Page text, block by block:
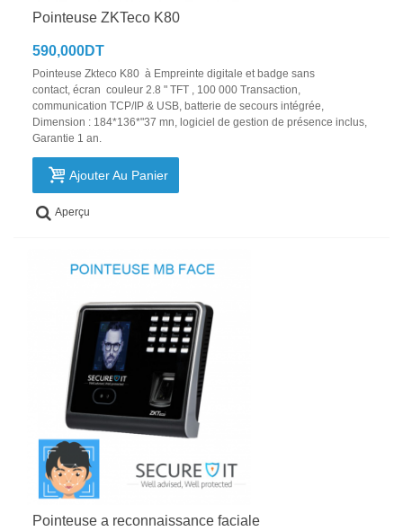
Pointeuse ZKTeco K80
590,000DT
Pointeuse Zkteco K80 à Empreinte digitale et badge sans
contact, écran couleur 2.8 " TFT , 100 000 Transaction,
communication TCP/IP & USB, batterie de secours intégrée,
Dimension : 184*136*"37 mn, logiciel de gestion de présence inclus,
Garantie 1 an.
Ajouter Au Panier
Aperçu
Pointeuse a reconnaissance faciale